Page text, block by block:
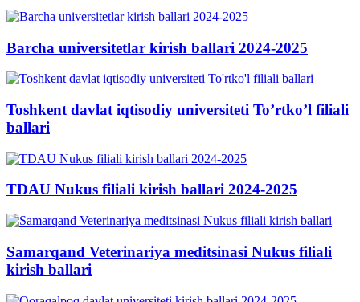
Barcha universitetlar kirish ballari 2024-2025
Toshkent davlat iqtisodiy universiteti To’rtko’l filiali
ballari
TDAU Nukus filiali kirish ballari 2024-2025
Samarqand Veterinariya meditsinasi Nukus filiali
kirish ballari